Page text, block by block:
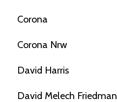
Corona
Corona Nrw
David Harris
David Melech Friedman